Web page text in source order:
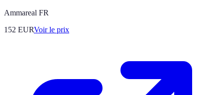
Ammareal FR
152 EURVoir le prix